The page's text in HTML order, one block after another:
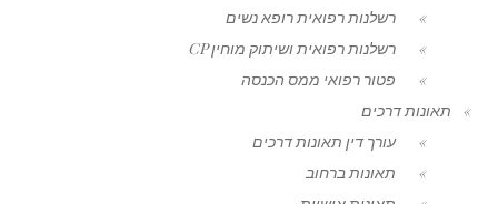
רשלנות רפואית רופא נשים
רשלנות רפואית ושיתוק מוחין CP
פטור רפואי ממס הכנסה
תאונות דרכים
עורך דין תאונות דרכים
תאונות ברחוב